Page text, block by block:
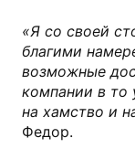
«Я со своей
благими
возможные
компании в то
на хамство и
Федор.